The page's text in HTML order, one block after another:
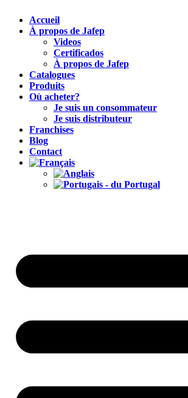
Accueil
À propos de Jafep
Videos
Certificados
À propos de Jafep
Catalogues
Produits
Où acheter?
Je suis un consommateur
Je suis distributeur
Franchises
Blog
Contact